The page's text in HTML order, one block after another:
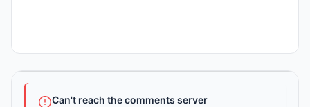
Can't reach the comments server